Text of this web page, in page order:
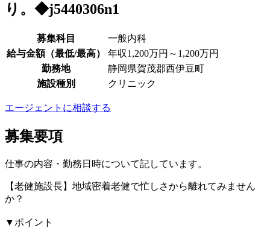
り。◆j5440306n1
募集科目
一般内科
給与金額（最低/最高）
年収1,200万円～1,200万円
勤務地
静岡県賀茂郡西伊豆町
施設種別
クリニック
エージェントに相談する
募集要項
仕事の内容・勤務日時について記しています。
【老健施設長】地域密着老健で忙しさから離れてみません
か？
▼ポイント